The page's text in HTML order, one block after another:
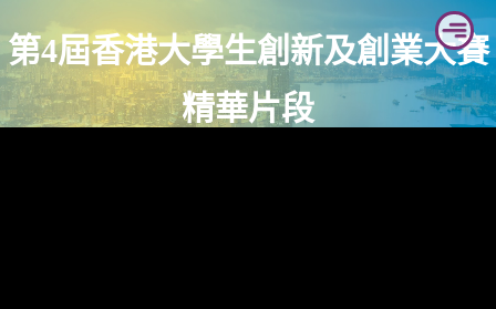
to
content
第4屆香港大學生創新及創業大賽
精華片段